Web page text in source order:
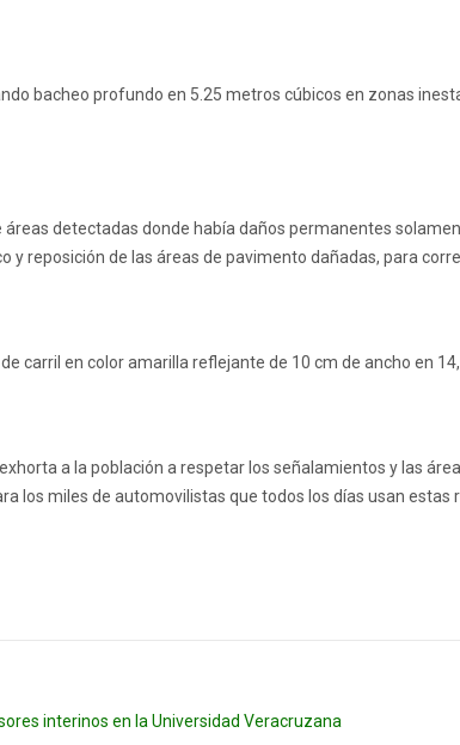
bacheo profundo en 5.25 metros cúbicos en zonas
detectadas donde había daños permanentes
reposición de las áreas de pavimento dañadas, para
carril en color amarilla reflejante de 10 cm de ancho en
a la población a respetar los señalamientos y las
los miles de automovilistas que todos los días usan estas
interinos en la Universidad Veracruzana